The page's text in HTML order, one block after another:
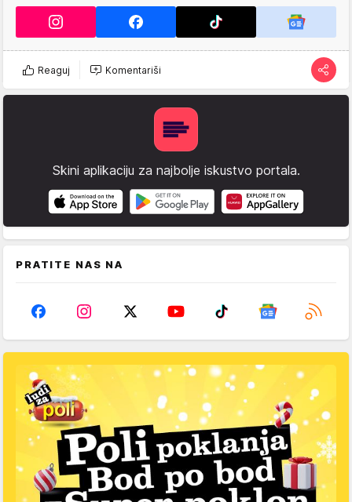
Reaguj Komentariši
Skini aplikaciju za najbolje iskustvo portala.
PRATITE NAS NA